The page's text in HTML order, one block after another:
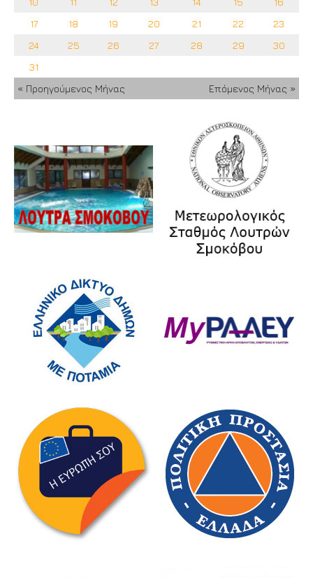
17
18 19 20 21 22
23
24
25 26 27 28 29
30
31
« Προηγούμενος Μήνας
Επόμενος Μήνας »